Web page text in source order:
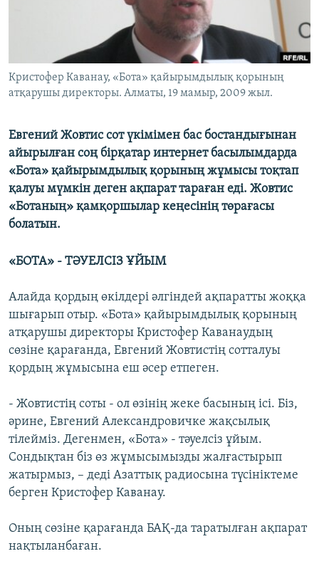
Басқа тілдерде
Кристофер Каванау, «Бота» қайырымдылық қорының
атқарушы директоры. Алматы, 19 мамыр, 2009 жыл.
Евгений Жовтис сот үкімімен бас бостандығынан
айырылған соң бірқатар интернет басылымдарда
«Бота» қайырымдылық қорының жұмысы тоқтап
қалуы мүмкін деген ақпарат тараған еді. Жовтис
«Ботаның» қамқоршылар кеңесінің төрағасы
болатын.
«БОТА» - ТӘУЕЛСІЗ ҰЙЫМ
Алайда қордың өкілдері әлгіндей ақпаратты жоққа
шығарып отыр. «Бота» қайырымдылық қорының
атқарушы директоры Кристофер Каванаудың
сөзіне қарағанда, Евгений Жовтистің сотталуы
қордың жұмысына еш әсер етпеген.
- Жовтистің соты - ол өзінің жеке басының ісі. Біз,
әрине, Евгений Александровичке жақсылық
тілейміз. Дегенмен, «Бота» - тәуелсіз ұйым.
Сондықтан біз өз жұмысымызды жалғастырып
жатырмыз, – деді Азаттық радиосына түсініктеме
берген Кристофер Каванау.
Оның сөзіне қарағанда БАҚ-да таратылған ақпарат
нақтыланбаған.